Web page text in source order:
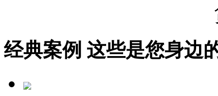
经典案例 这些是您身边